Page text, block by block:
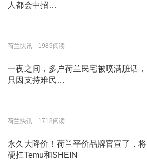
人都会中招…
荷兰快讯 1989阅读
一夜之间，多户荷兰民宅被喷满脏话，
只因支持难民…
荷兰快讯 1718阅读
永久大降价！荷兰平价品牌官宣了，将
硬扛Temu和SHEIN